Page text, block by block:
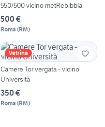
550/500 vicino metRebibbia
500 €
Roma (RM)
Vetrina
Camere Tor vergata - vicino
Università
350 €
Roma (RM)